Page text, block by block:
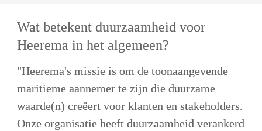
Wat betekent duurzaamheid voor
Heerema in het algemeen?
"Heerema's missie is om de toonaangevende
maritieme aannemer te zijn die duurzame
waarde(n) creëert voor klanten en stakeholders.
Onze organisatie heeft duurzaamheid verankerd